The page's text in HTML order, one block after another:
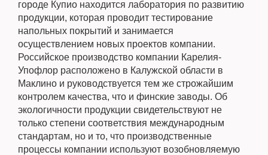
городе Купио находится лаборатория по развитию
продукции, которая проводит тестирование
напольных покрытий и занимается
осуществлением новых проектов компании.
Российское производство компании Карелия-
Упофлор расположено в Калужской области в
Маклино и руководствуется тем же строжайшим
контролем качества, что и финские заводы. Об
экологичности продукции свидетельствуют не
только степени соответствия международным
стандартам, но и то, что производственные
процессы компании используют возобновляемую